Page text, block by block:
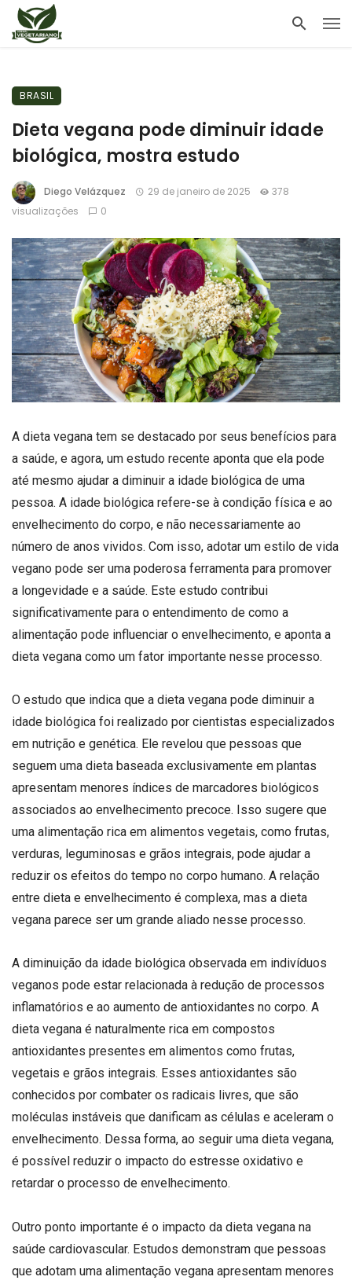
BRASIL
Dieta vegana pode diminuir idade
biológica, mostra estudo
Diego Velázquez 29 de janeiro de 2025
378
visualizações
0
A dieta vegana tem se destacado por seus benefícios para
a saúde, e agora, um estudo recente aponta que ela pode
até mesmo ajudar a diminuir a idade biológica de uma
pessoa. A idade biológica refere-se à condição física e ao
envelhecimento do corpo, e não necessariamente ao
número de anos vividos. Com isso, adotar um estilo de vida
vegano pode ser uma poderosa ferramenta para promover
a longevidade e a saúde. Este estudo contribui
significativamente para o entendimento de como a
alimentação pode influenciar o envelhecimento, e aponta a
dieta vegana como um fator importante nesse processo.
O estudo que indica que a dieta vegana pode diminuir a
idade biológica foi realizado por cientistas especializados
em nutrição e genética. Ele revelou que pessoas que
seguem uma dieta baseada exclusivamente em plantas
apresentam menores índices de marcadores biológicos
associados ao envelhecimento precoce. Isso sugere que
uma alimentação rica em alimentos vegetais, como frutas,
verduras, leguminosas e grãos integrais, pode ajudar a
reduzir os efeitos do tempo no corpo humano. A relação
entre dieta e envelhecimento é complexa, mas a dieta
vegana parece ser um grande aliado nesse processo.
A diminuição da idade biológica observada em indivíduos
veganos pode estar relacionada à redução de processos
inflamatórios e ao aumento de antioxidantes no corpo. A
dieta vegana é naturalmente rica em compostos
antioxidantes presentes em alimentos como frutas,
vegetais e grãos integrais. Esses antioxidantes são
conhecidos por combater os radicais livres, que são
moléculas instáveis que danificam as células e aceleram o
envelhecimento. Dessa forma, ao seguir uma dieta vegana,
é possível reduzir o impacto do estresse oxidativo e
retardar o processo de envelhecimento.
Outro ponto importante é o impacto da dieta vegana na
saúde cardiovascular. Estudos demonstram que pessoas
que adotam uma alimentação vegana apresentam menores